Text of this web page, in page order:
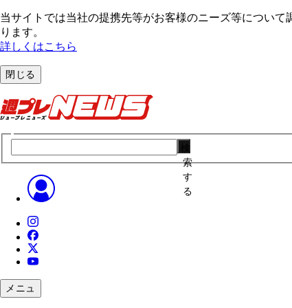
当サイトでは当社の提携先等がお客様のニーズ等につい
ります。
詳しくはこちら
閉じる
索
す
る
メニュ